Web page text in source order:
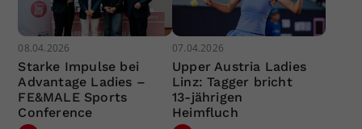
08.04.2026
Starke Impulse bei
Advantage Ladies –
FE&MALE Sports
Conference
07.04.2026
Upper Austria Ladies
Linz: Tagger bricht
13-jährigen
Heimfluch